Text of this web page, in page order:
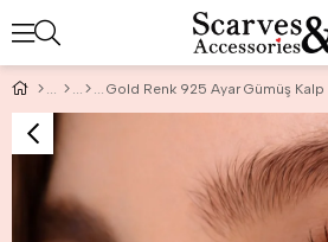
Gold Renk 925 Ayar Gümüş Kalp